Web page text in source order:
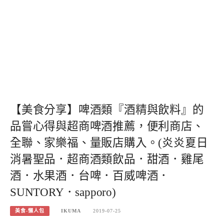
【美食分享】啤酒類『酒精與飲料』的
品嘗心得與超商啤酒推薦，便利商店、
全聯、家樂福、量販店購入。(炎炎夏日
消暑聖品．超商酒類飲品．甜酒．雞尾
酒．水果酒．台啤．百威啤酒．
SUNTORY．sapporo)
美食-懶人包 IKUMA 2019-07-25